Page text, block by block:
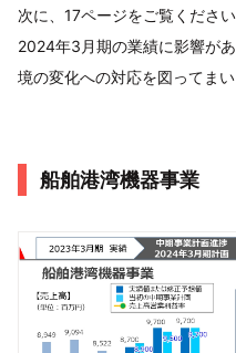
次に、17ページをご覧くださ
2024年3月期の業績に影響が
境の変化への対応を図ってまい
船舶港湾機器事業